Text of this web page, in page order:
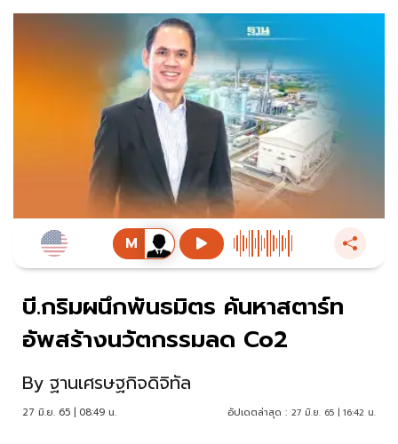
บี.กริมผนึกพันธมิตร ค้นหาสตาร์ท
อัพสร้างนวัตกรรมลด Co2
By ฐานเศรษฐกิจดิจิทัล
27 มิ.ย. 65 | 08:49 น. อัปเดตล่าสุด : 27 มิ.ย. 65 | 16:42 น.